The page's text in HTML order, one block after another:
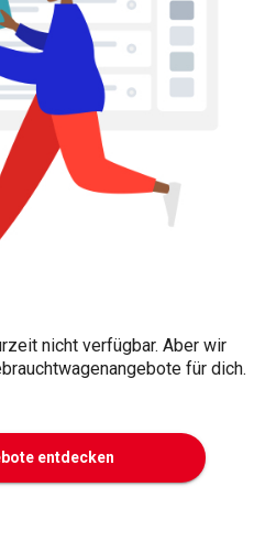
nicht verfügbar. Aber wir
für dich.
entdecken